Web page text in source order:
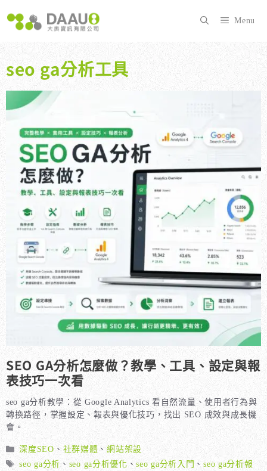
至
內
容
Menu
seo ga分析工具
SEO GA分析怎麼做？教學、工具、設定與報
表技巧一次看
seo ga分析教學：從 Google Analytics 看自然流量、使用者行為與
轉換路徑，掌握設定、報表與優化技巧，找出 SEO 成效與成長機
會。
分
類
深度SEO、 社群媒體 、網站架設
標
seo ga分析 、 seo ga分析優化 、seo ga分析入門 、seo ga分析報